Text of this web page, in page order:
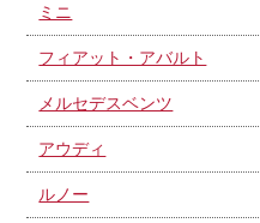
ミニ
フィアット・アバルト
メルセデスベンツ
アウディ
ルノー